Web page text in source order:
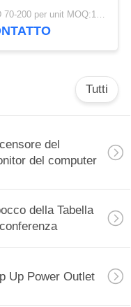
USD 70-200 per unit MOQ:1 unità
Tutti
del
del computer
della Tabella
Up Power Outlet